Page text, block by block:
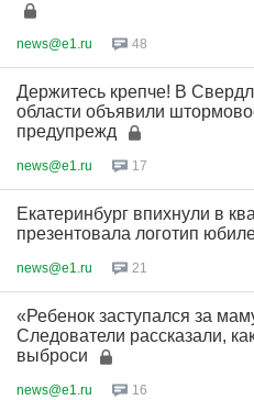
news@e1.ru 48
Держитесь крепче! В
области объявили
предупрежд
news@e1.ru 17
Екатеринбург впихнули в
презентовала логотип
news@e1.ru 21
«Ребенок заступался за
Следователи рассказали,
выброси
news@e1.ru 16